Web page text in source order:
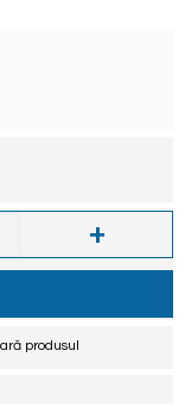
+
produsul